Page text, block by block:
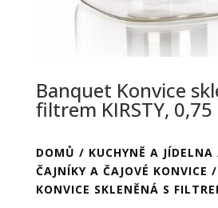
Banquet Konvice
filtrem KIRSTY, 0,75
DOMŮ / KUCHYNĚ A JÍDELNA
ČAJNÍKY A ČAJOVÉ KONVICE /
KONVICE SKLENĚNÁ S